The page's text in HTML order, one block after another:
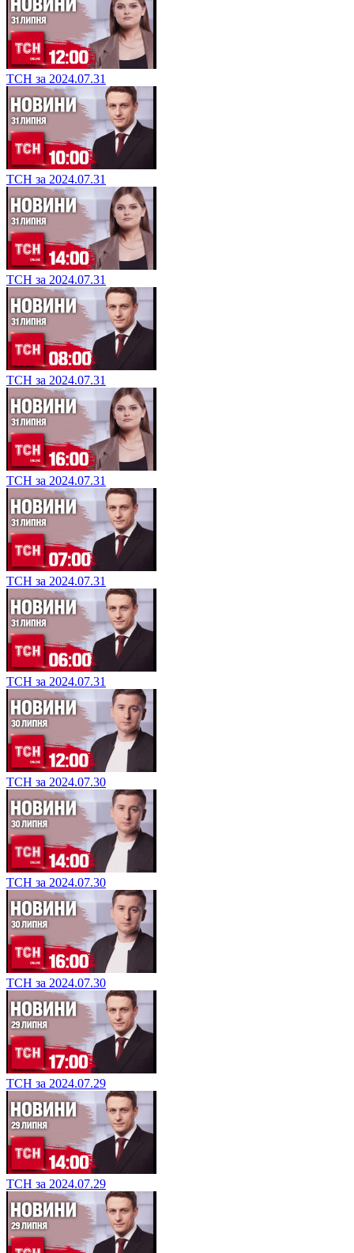
ТСН за 2024.07.31
ТСН за 2024.07.31
ТСН за 2024.07.31
ТСН за 2024.07.31
ТСН за 2024.07.31
ТСН за 2024.07.31
ТСН за 2024.07.31
ТСН за 2024.07.30
ТСН за 2024.07.30
ТСН за 2024.07.30
ТСН за 2024.07.29
ТСН за 2024.07.29